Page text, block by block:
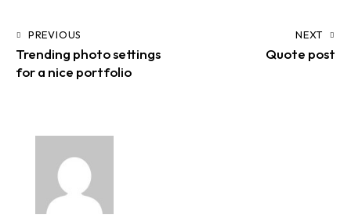
PREVIOUS
Trending photo settings
for a nice portfolio
NEXT
Quote post